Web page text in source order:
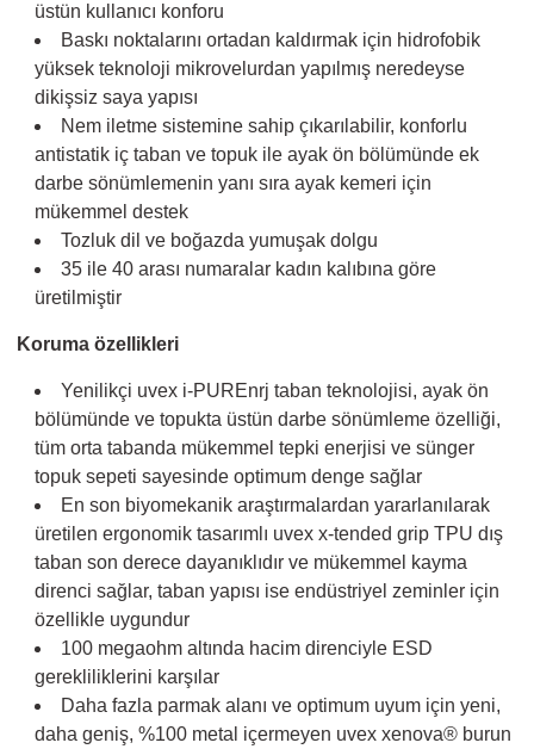
üstün kullanıcı konforu
Baskı noktalarını ortadan kaldırmak için hidrofobik
yüksek teknoloji mikrovelurdan yapılmış neredeyse
dikişsiz saya yapısı
Nem iletme sistemine sahip çıkarılabilir, konforlu
antistatik iç taban ve topuk ile ayak ön bölümünde ek
darbe sönümlemenin yanı sıra ayak kemeri için
mükemmel destek
Tozluk dil ve boğazda yumuşak dolgu
35 ile 40 arası numaralar kadın kalıbına göre
üretilmiştir
Koruma özellikleri
Yenilikçi uvex i-PUREnrj taban teknolojisi, ayak ön
bölümünde ve topukta üstün darbe sönümleme özelliği,
tüm orta tabanda mükemmel tepki enerjisi ve sünger
topuk sepeti sayesinde optimum denge sağlar
En son biyomekanik araştırmalardan yararlanılarak
üretilen ergonomik tasarımlı uvex x-tended grip TPU dış
taban son derece dayanıklıdır ve mükemmel kayma
direnci sağlar, taban yapısı ise endüstriyel zeminler için
özellikle uygundur
100 megaohm altında hacim direnciyle ESD
gerekliliklerini karşılar
Daha fazla parmak alanı ve optimum uyum için yeni,
daha geniş, %100 metal içermeyen uvex xenova® burun